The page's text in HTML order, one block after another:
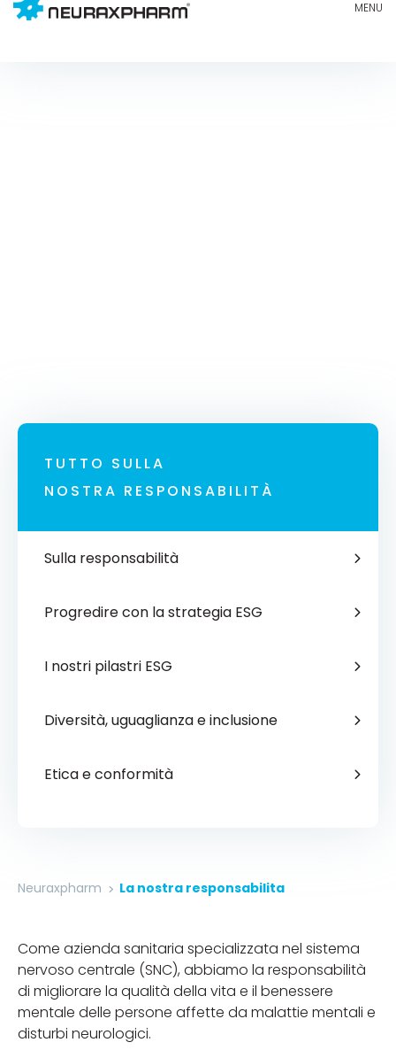
TUTTO SULLA
NOSTRA RESPONSABILITÀ
Sulla responsabilità
Progredire con la strategia ESG
I nostri pilastri ESG
Diversità, uguaglianza e inclusione
Etica e conformità
Neuraxpharm La nostra responsabilita
Come azienda sanitaria specializzata nel sistema
nervoso centrale (SNC), abbiamo la responsabilità
di migliorare la qualità della vita e il benessere
mentale delle persone affette da malattie mentali e
disturbi neurologici.